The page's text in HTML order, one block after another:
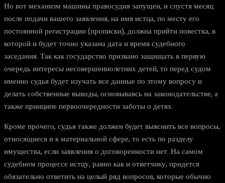
Но вот механизм машины правосудия запущен, и спустя месяц
после подачи вашего заявления, на имя истца, по месту его
постоянной регистрации (прописки), должна прийти повестка, в
которой и будет точно указана дата и время судебного
заседания. Так как государство призвано защищать в первую
очередь интересы несовершеннолетних детей, то перед судом
именно судья будет изучать все данные по этому вопросу и
делать собственные выводы, основываясь на законодательстве, а
также принципе первоочередности заботы о детях.
Кроме прочего, судья также должен будет выяснить все вопросы,
относящиеся и к материальной сфере, то есть по разделу
имущества, если заявления о договоренности нет. На самом
судебном процессе истцу, равно как и ответчику, придется
обязательно ответить на целый ряд вопросов, которые обычно